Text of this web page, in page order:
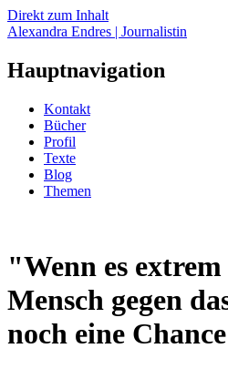
Direkt zum Inhalt
Alexandra Endres | Journalistin
Hauptnavigation
Kontakt
Bücher
Profil
Texte
Blog
Themen
"Wenn es
Mensch gegen
noch eine